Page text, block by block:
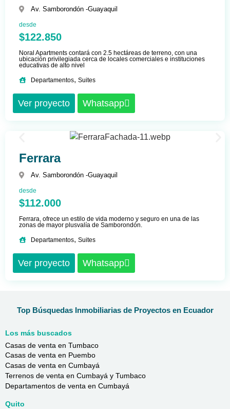
Av. Samborondón -Guayaquil
desde
$122.850
Noral Apartments contará con 2.5 hectáreas de terreno, con una
ubicación privilegiada cerca de locales comerciales e instituciones
educativas de alto nivel
Departamentos, Suites
Ver proyecto Whatsapp
Ferrara
Av. Samborondón -Guayaquil
desde
$112.000
Ferrara, ofrece un estilo de vida moderno y seguro en una de las
zonas de mayor plusvalía de Samborondón.
Departamentos, Suites
Ver proyecto Whatsapp
Top Búsquedas Inmobiliarias de Proyectos en Ecuador
Los más buscados
Casas de venta en Tumbaco
Casas de venta en Puembo
Casas de venta en Cumbayá
Terrenos de venta en Cumbayá y Tumbaco
Departamentos de venta en Cumbayá
Quito